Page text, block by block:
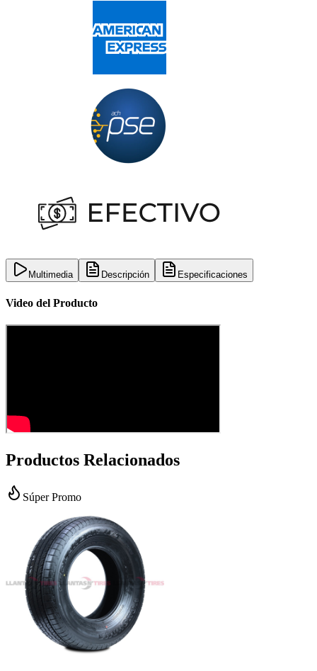
Multimedia Descripción Especificaciones
Video del Producto
Productos Relacionados
Súper Promo